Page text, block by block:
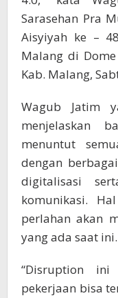
Sarasehan Pra
Aisyiyah ke –
Malang di
Kab. Malang,
Wagub Jatim
menjelaskan
menuntut
dengan
digitalisasi
komunikasi.
perlahan akan
yang ada saat ini.
“Disruption ini
pekerjaan bisa